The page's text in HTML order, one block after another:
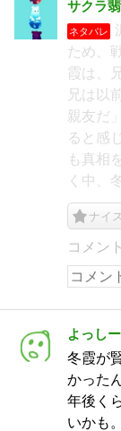
サクラ
ネタバレ
ため、
霞は、
兄は以
親友だ
ると感
も真相
く中、
ナイス
コメン
よっしー
冬霞が
かった
年後く
いかも